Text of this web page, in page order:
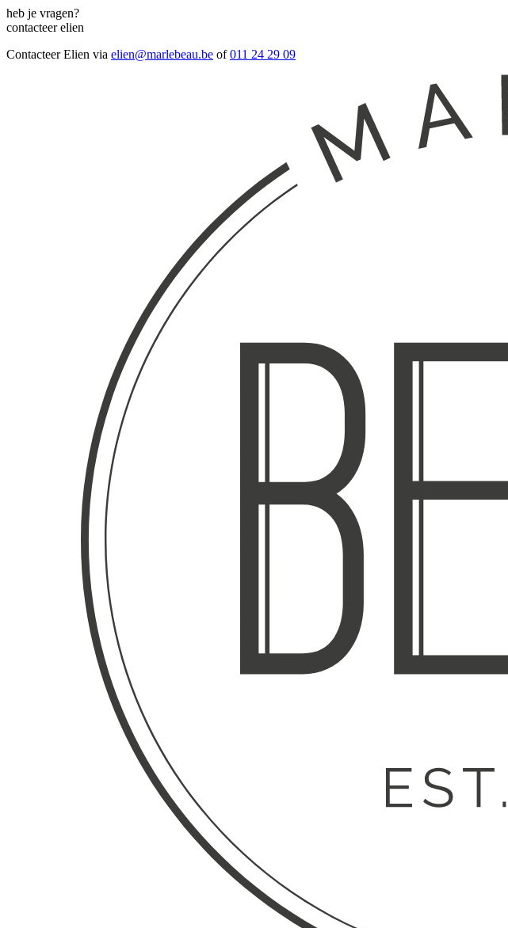
heb je vragen?
contacteer elien
Contacteer Elien via elien@marlebeau.be of011 24 29 09